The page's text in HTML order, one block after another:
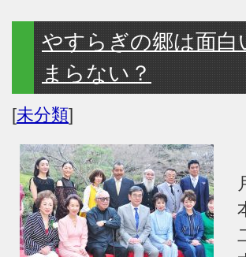
やすらぎの郷は面
まらない？
[未分類]